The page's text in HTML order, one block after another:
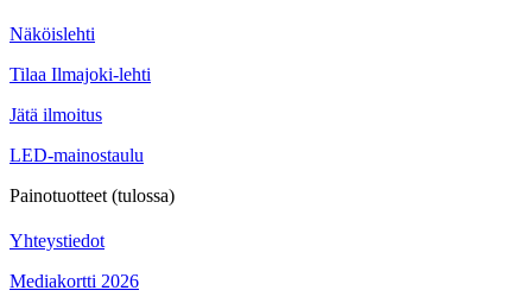
Näköislehti
Tilaa Ilmajoki-lehti
Jätä ilmoitus
LED-mainostaulu
Painotuotteet (tulossa)
Yhteystiedot
Mediakortti 2026